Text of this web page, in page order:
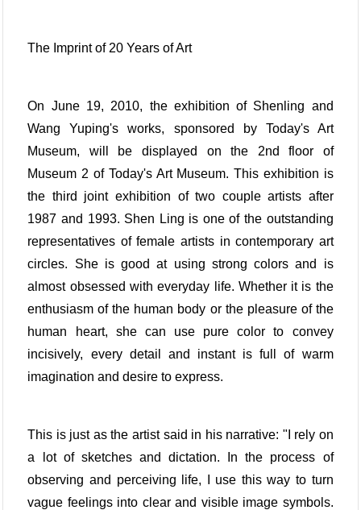
The Imprint of 20 Years of Art
On June 19, 2010, the exhibition of Shenling and
Wang Yuping's works, sponsored by Today's Art
Museum, will be displayed on the 2nd floor of
Museum 2 of Today's Art Museum. This exhibition is
the third joint exhibition of two couple artists after
1987 and 1993. Shen Ling is one of the outstanding
representatives of female artists in contemporary art
circles. She is good at using strong colors and is
almost obsessed with everyday life. Whether it is the
enthusiasm of the human body or the pleasure of the
human heart, she can use pure color to convey
incisively, every detail and instant is full of warm
imagination and desire to express.
This is just as the artist said in his narrative: "I rely on
a lot of sketches and dictation. In the process of
observing and perceiving life, I use this way to turn
vague feelings into clear and visible image symbols.